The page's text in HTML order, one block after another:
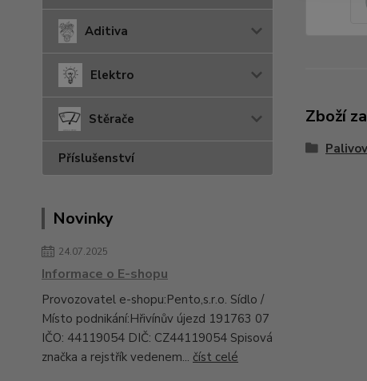
Aditiva
Elektro
Stěrače
Příslušenství
Novinky
24.07.2025
Informace o E-shopu
Provozovatel e-shopu:Pento,s.r.o. Sídlo /
Místo podnikání:Hřivínův újezd 191763 07
IČO: 44119054 DIČ: CZ44119054 Spisová
značka a rejstřík vedenem... číst celé
Zboží